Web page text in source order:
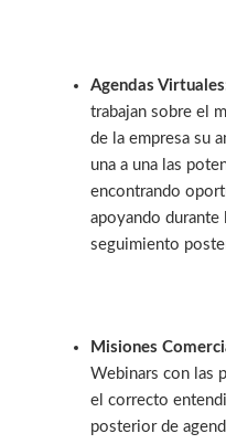
Agendas
trabajan sobre el
de la empresa su
una a una las
encontrando
apoyando durante
seguimiento
Misiones
Webinars con las
el correcto
posterior de